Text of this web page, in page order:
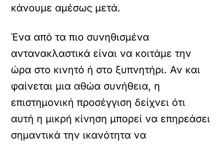
κάνουμε αμέσως μετά.
Ένα από τα πιο συνηθισμένα
αντανακλαστικά είναι να κοιτάμε την
ώρα στο κινητό ή στο ξυπνητήρι. Αν και
φαίνεται μια αθώα συνήθεια, η
επιστημονική προσέγγιση δείχνει ότι
αυτή η μικρή κίνηση μπορεί να επηρεάσει
σημαντικά την ικανότητα να